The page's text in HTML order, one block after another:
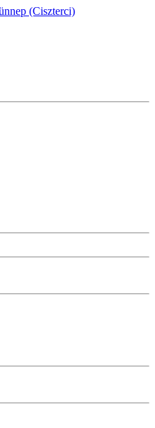
(Ciszterci)